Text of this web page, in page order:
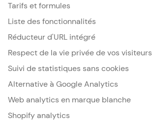
Tarifs et formules
Liste des fonctionnalités
Réducteur d'URL intégré
Respect de la vie privée de vos visiteurs
Suivi de statistiques sans cookies
Alternative à Google Analytics
Web analytics en marque blanche
Shopify analytics